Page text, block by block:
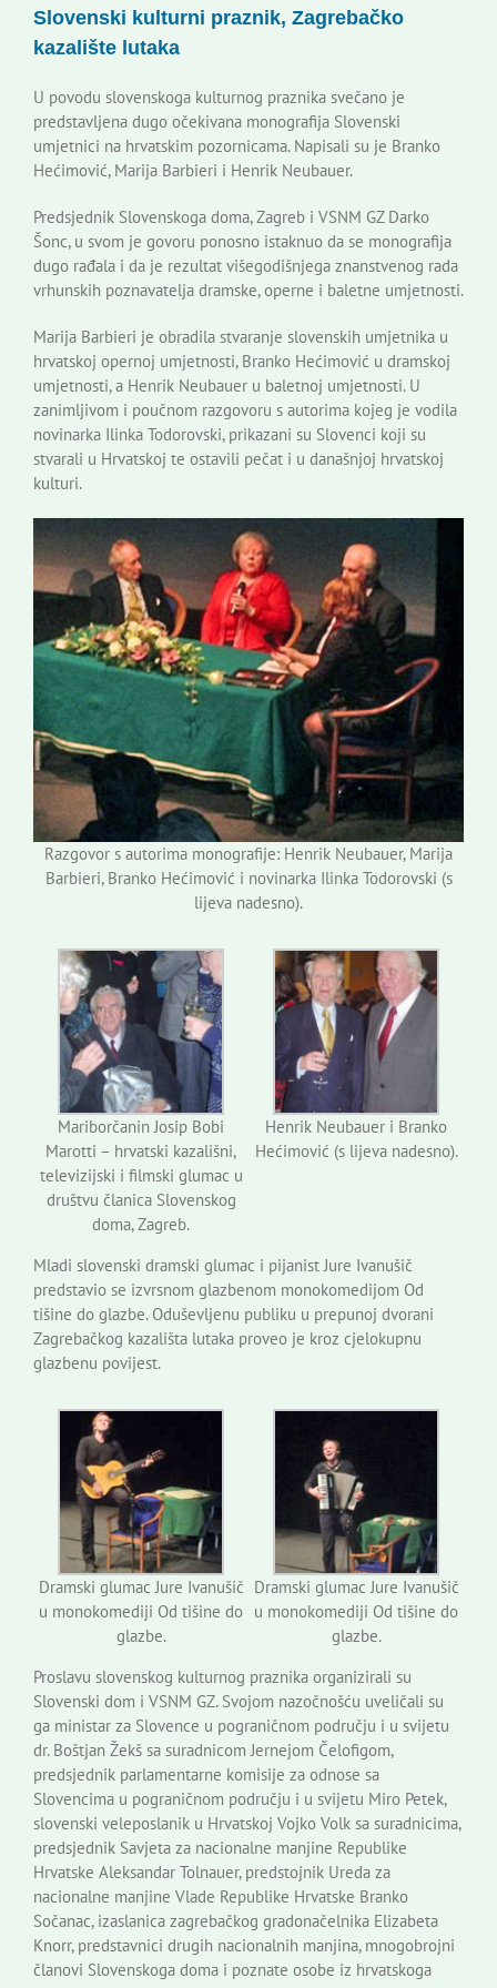
Korisne informacije
Slovenski kulturni praznik, Zagrebačko
kazalište lutaka
U povodu slovenskoga kulturnog praznika svečano je
predstavljena dugo očekivana monografija Slovenski
umjetnici na hrvatskim pozornicama. Napisali su je Branko
Hećimović, Marija Barbieri i Henrik Neubauer.
Predsjednik Slovenskoga doma, Zagreb i VSNM GZ Darko
Šonc, u svom je govoru ponosno istaknuo da se monografija
dugo rađala i da je rezultat višegodišnjega znanstvenog rada
vrhunskih poznavatelja dramske, operne i baletne umjetnosti.
Marija Barbieri je obradila stvaranje slovenskih umjetnika u
hrvatskoj opernoj umjetnosti, Branko Hećimović u dramskoj
umjetnosti, a Henrik Neubauer u baletnoj umjetnosti. U
zanimljivom i poučnom razgovoru s autorima kojeg je vodila
novinarka Ilinka Todorovski, prikazani su Slovenci koji su
stvarali u Hrvatskoj te ostavili pečat i u današnjoj hrvatskoj
kulturi.
Razgovor s autorima monografije: Henrik Neubauer, Marija
Barbieri, Branko Hećimović i novinarka Ilinka Todorovski (s
lijeva nadesno).
Mariborčanin Josip Bobi
Marotti – hrvatski kazališni,
televizijski i filmski glumac u
društvu članica Slovenskog
doma, Zagreb.
Henrik Neubauer i Branko
Hećimović (s lijeva nadesno).
Mladi slovenski dramski glumac i pijanist Jure Ivanušič
predstavio se izvrsnom glazbenom monokomedijom Od
tišine do glazbe. Oduševljenu publiku u prepunoj dvorani
Zagrebačkog kazališta lutaka proveo je kroz cjelokupnu
glazbenu povijest.
Dramski glumac Jure Ivanušič
u monokomediji Od tišine do
glazbe.
Dramski glumac Jure Ivanušič
u monokomediji Od tišine do
glazbe.
Proslavu slovenskog kulturnog praznika organizirali su
Slovenski dom i VSNM GZ. Svojom nazočnošću uveličali su
ga ministar za Slovence u pograničnom području i u svijetu
dr. Boštjan Žekš sa suradnicom Jernejom Čelofigom,
predsjednik parlamentarne komisije za odnose sa
Slovencima u pograničnom području i u svijetu Miro Petek,
slovenski veleposlanik u Hrvatskoj Vojko Volk sa suradnicima,
predsjednik Savjeta za nacionalne manjine Republike
Hrvatske Aleksandar Tolnauer, predstojnik Ureda za
nacionalne manjine Vlade Republike Hrvatske Branko
Sočanac, izaslanica zagrebačkog gradonačelnika Elizabeta
Knorr, predstavnici drugih nacionalnih manjina, mnogobrojni
članovi Slovenskoga doma i poznate osobe iz hrvatskoga